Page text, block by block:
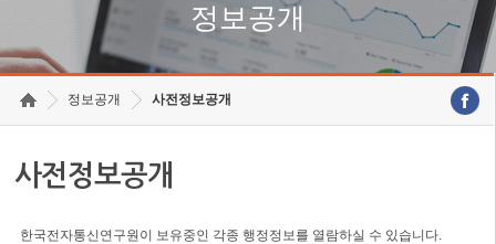
정보공개
정보공개 사전정보공개
사전정보공개
한국전자통신연구원이 보유중인 각종 행정정보를 열람하실 수 있습니다.